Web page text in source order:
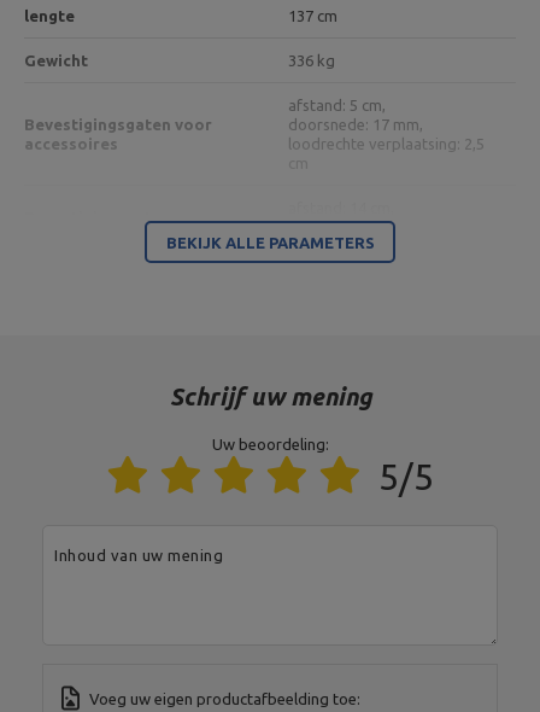
lengte 137 cm
Gewicht 336 kg
Bevestigingsgaten voor
accessoires
afstand: 5 cm,
doorsnede: 17 mm,
loodrechte verplaatsing: 2,5
Bevestigingsgaten
diameter: 14 mm
Entiteit verantwoordelijk voor dit product in de EU
Spółka Komandytowa
Adres:Boczna 41
BEKIJK ALLE PARAMETERS
Schrijf uw mening
Uw beoordeling:
5/5
Inhoud van uw mening
Voeg uw eigen productafbeelding toe: